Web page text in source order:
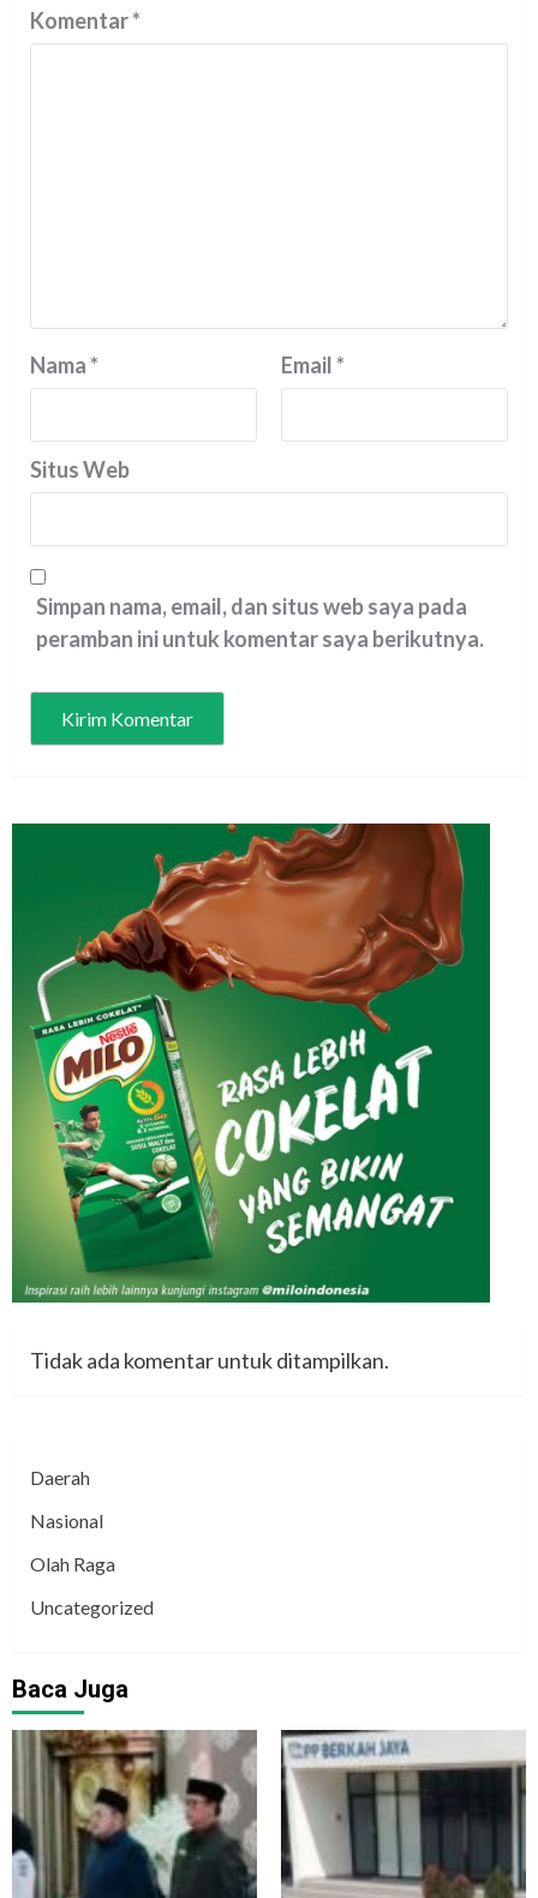
Komentar*
Nama* Email*
Situs Web
Simpan nama, email, dan situs web saya pada
peramban ini untuk komentar saya berikutnya.
Tidak ada komentar untuk ditampilkan.
Daerah
Nasional
Olah Raga
Uncategorized
Baca Juga